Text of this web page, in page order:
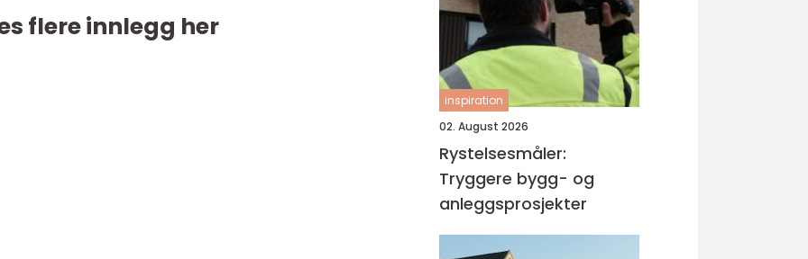
flere innlegg her
inspiration
02. August 2026
Rystelsesmåler:
Tryggere bygg- og
anleggsprosjekter